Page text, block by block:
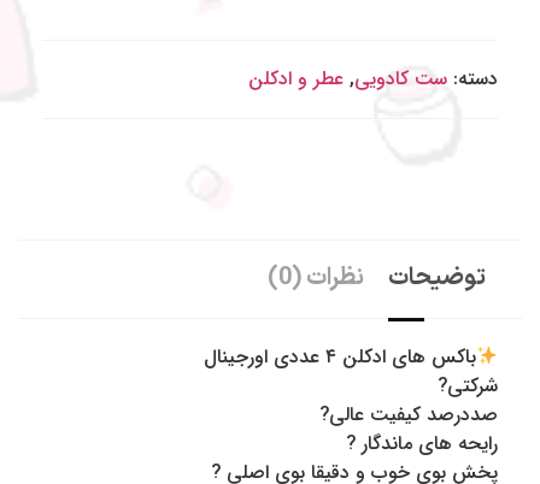
دسته: ست کادویی, عطر و ادکلن
توضیحات نظرات (0)
باکس های ادکلن ۴ عددی اورجینال
شرکتی?
صددرصد کیفیت عالی?
رایحه های ماندگار ?
پخش بوی خوب و دقیقا بوی اصلی ?